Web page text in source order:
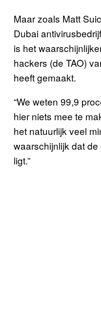
Maar zoals Matt
Dubai
is het
hackers (de TAO)
heeft gemaakt.
“We weten 99,9
hier niets mee te
het natuurlijk veel
waarschijnlijk dat
ligt.”